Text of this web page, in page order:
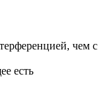
чем с
есть